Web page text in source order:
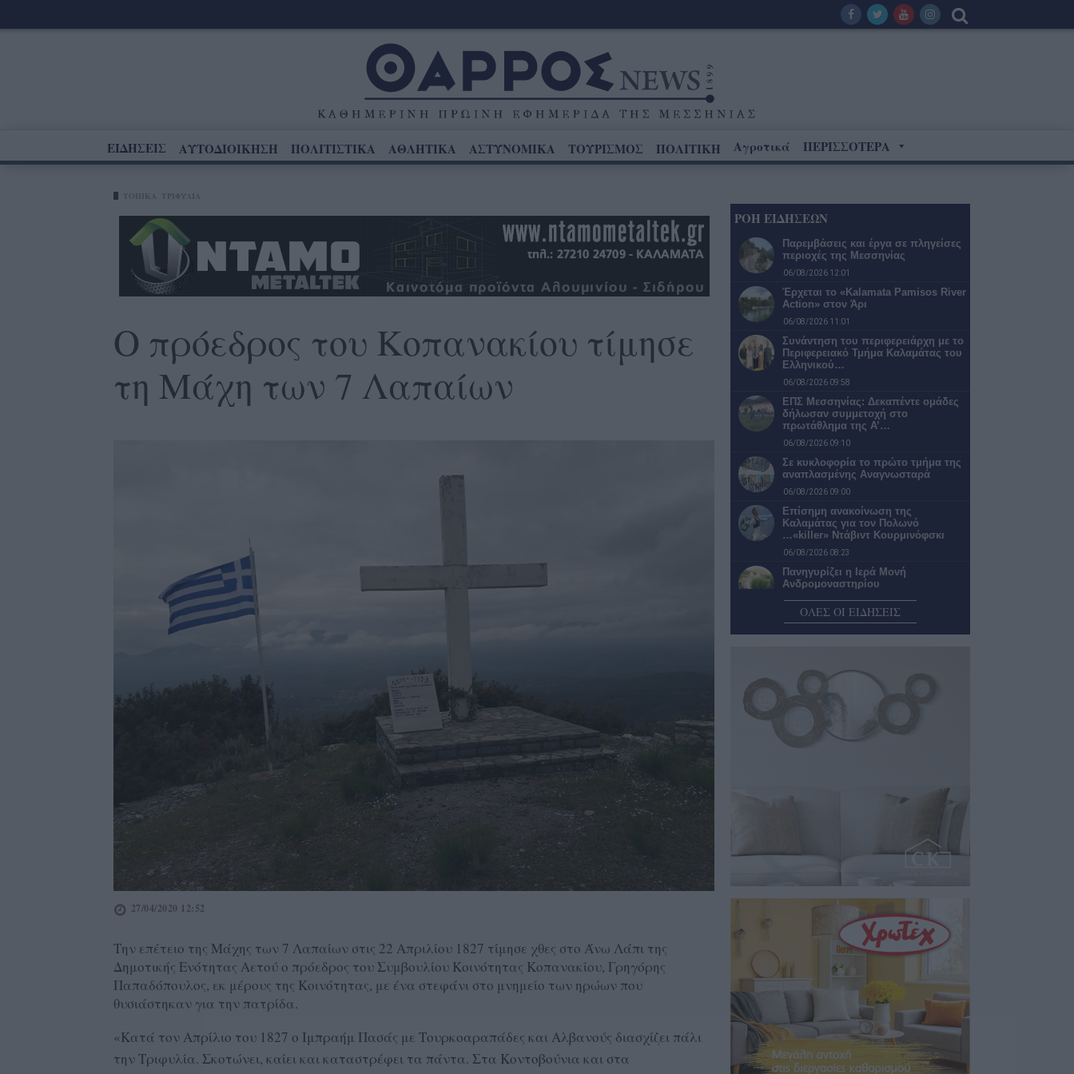
ΕΙΔΗΣΕΙΣ ΑΥΤΟΔΙΟΙΚΗΣΗ ΠΟΛΙΤΙΣΤΙΚΑ ΑΘΛΗΤΙΚΑ ΑΣΤΥΝΟΜΙΚΑ ΤΟΥΡΙΣΜΟΣ ΠΟΛΙΤΙΚΗ Αγροτικά ΠΕΡΙΣΣΟΤΕΡΑ
Ο πρόεδρος του Κοπανακίου τίμησε
τη Μάχη των 7 Λαπαίων
27/04/2020 12:52
Την επέτειο της Μάχης των 7 Λαπαίων στις 22 Απριλίου 1827 τίμησε χθες στο Άνω Λάπι της
Δημοτικής Ενότητας Αετού ο πρόεδρος του Συμβουλίου Κοινότητας Κοπανακίου, Γρηγόρης
Παπαδόπουλος, εκ μέρους της Κοινότητας, με ένα στεφάνι στο μνημείο των ηρώων που
θυσιάστηκαν για την πατρίδα.
«Κατά τον Απρίλιο του 1827 ο Ιμπραήμ Πασάς με Τουρκοαραπάδες και Αλβανούς διασχίζει πάλι
την Τριφυλία. Σκοτώνει, καίει και καταστρέφει τα πάντα. Στα Κοντοβούνια και στα
ΡΟΗ ΕΙΔΗΣΕΩΝ
Παρεμβάσεις και έργα σε πληγείσες
περιοχές της Μεσσηνίας
06/08/2026 12:01
Έρχεται το «Kalamata Pamisos River
Action» στον Άρι
06/08/2026 11:01
Συνάντηση του περιφερειάρχη με το
Περιφερειακό Τμήμα Καλαμάτας του
Ελληνικού…
06/08/2026 09:58
ΕΠΣ Μεσσηνίας: Δεκαπέντε ομάδες
δήλωσαν συμμετοχή στο
πρωτάθλημα της Α’…
06/08/2026 09:10
Σε κυκλοφορία το πρώτο τμήμα της
αναπλασμένης Αναγνωσταρά
06/08/2026 09:00
Επίσημη ανακοίνωση της
Καλαμάτας για τον Πολωνό
…«killer» Ντάβιντ Κουρμινόφσκι
06/08/2026 08:23
Πανηγυρίζει η Ιερά Μονή
Ανδρομοναστηρίου
06/08/2026 08:12
Υψηλός κίνδυνος πυρκαγιάς
σήμερα στην Περιφέρεια
Μάνη: Μεγάλη επιχείρηση
διάσωσης οικογένειας Γάλλων στο
φαράγγι του Βυρού…
ΟΛΕΣ ΟΙ ΕΙΔΗΣΕΙΣ